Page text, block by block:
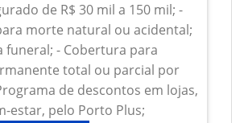
de R$ 30 mil a 150 mil; -
morte natural ou acidental;
funeral; - Cobertura para
total ou parcial por
de descontos em lojas,
estar, pelo Porto Plus;